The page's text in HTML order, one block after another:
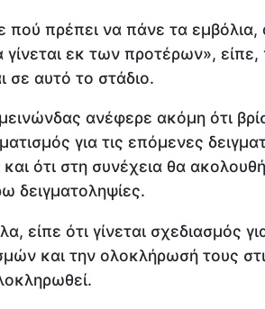
πού πρέπει να πάνε τα
εκ των προτέρων», είπε,
σε αυτό το στάδιο.
ανέφερε ακόμη ότι
για τις επόμενες
ότι στη συνέχεια θα
δειγματοληψίες.
είπε ότι γίνεται σχεδιασμός
και την ολοκλήρωσή τους